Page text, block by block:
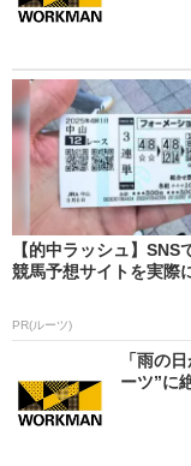
【的中ラッシュ】SNS
競馬予想サイトを実際
PR(ルーツ)
「雨の
ーツ”に